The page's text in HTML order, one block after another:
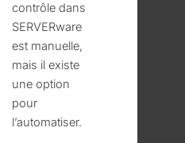
contrôle dans
SERVERware
est manuelle,
mais il existe
une option
pour
l’automatiser.